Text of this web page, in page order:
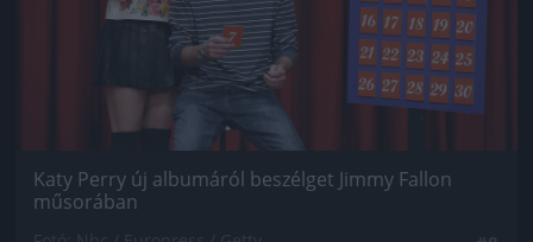
Katy Perry új albumáról beszélget Jimmy Fallon
műsorában